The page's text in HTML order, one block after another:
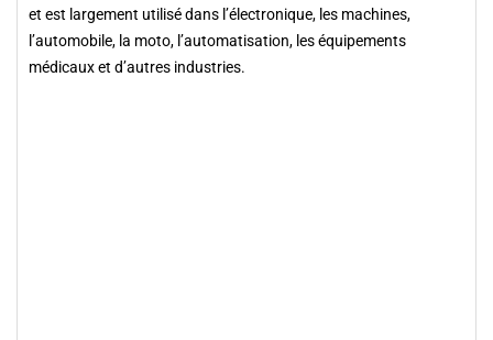
et est largement utilisé dans l’électronique, les machines,
l’automobile, la moto, l’automatisation, les équipements
médicaux et d’autres industries.